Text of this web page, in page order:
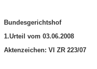
Bundesgerichtshof
1.Urteil vom 03.06.2008
Aktenzeichen: VI ZR 223/07